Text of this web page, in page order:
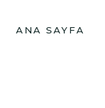
ANA SAYFA